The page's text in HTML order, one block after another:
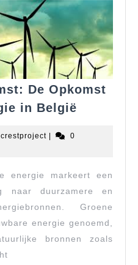
De Opkomst
in België
Groene
Energie
in
België
crestprojectcrestproject
|
0
energie markeert een
naar duurzamere en
Groene
energie genoemd,
bronnen zoals